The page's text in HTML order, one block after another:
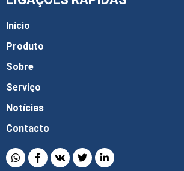
Início
Produto
Sobre
Serviço
Notícias
Contacto